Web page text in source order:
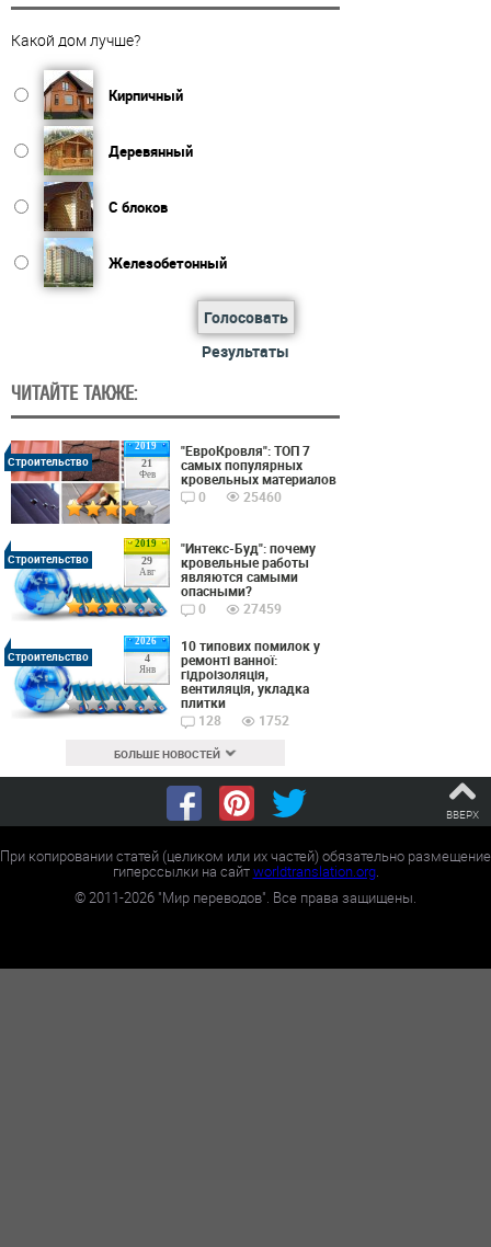
Какой дом лучше?
Кирпичный
Деревянный
С блоков
Железобетонный
Голосовать
Результаты
ЧИТАЙТЕ ТАКЖЕ:
2019
21
Фев
Строительство
"ЕвроКровля": ТОП 7
самых популярных
кровельных материалов
0
25460
2019
29
Авг
Строительство
"Интекс-Буд": почему
кровельные работы
являются самыми
опасными?
0
27459
2026
4
Янв
Строительство
10 типових помилок у
ремонті ванної:
гідроізоляція,
вентиляція, укладка
плитки
128
1752
БОЛЬШЕ НОВОСТЕЙ
ВВЕРХ
При копировании статей (целиком или их частей) обязательно размещение
гиперссылки на сайтworldtranslation.org.
©2011-2026 "Мир переводов". Все права защищены.